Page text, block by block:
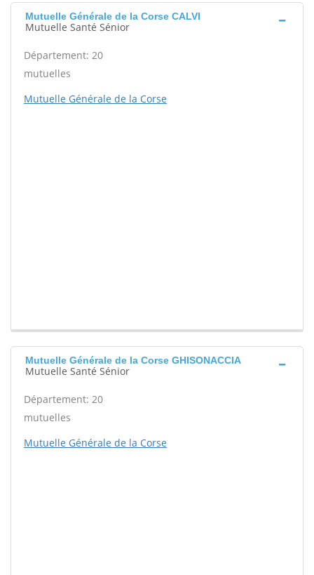
Mutuelle Générale de la Corse CALVI
Mutuelle Santé Sénior
Département: 20
mutuelles
Mutuelle Générale de la Corse
Mutuelle Générale de la Corse GHISONACCIA
Mutuelle Santé Sénior
Département: 20
mutuelles
Mutuelle Générale de la Corse